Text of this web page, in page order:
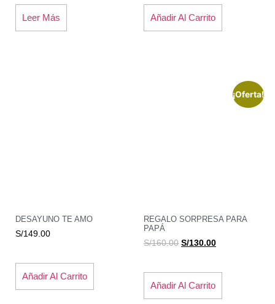
Leer Más Añadir Al Carrito
DESAYUNO TE AMO
S/149.00
Añadir Al Carrito
¡Oferta!
REGALO SORPRESA PARA
PAPÁ
S/160.00 S/130.00
Añadir Al Carrito